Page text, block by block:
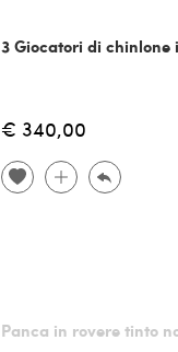
3 Giocatori di chinlone
€ 340,00
Panca in rovere tinto